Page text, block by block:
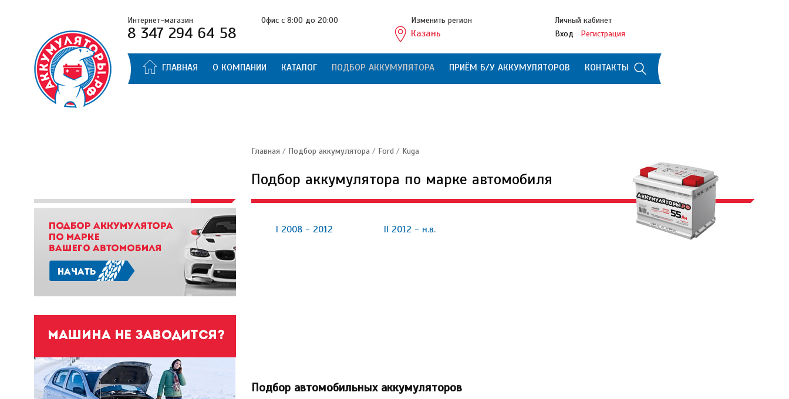
Интернет-магазин
8 347 294 64 58
Офис с 8:00 до 20:00 Изменить регион
Казань
Личный кабинет
Вход
Регистрация
ГЛАВНАЯ О КОМПАНИИ КАТАЛОГ ПОДБОР АККУМУЛЯТОРА ПРИЁМ Б/У АККУМУЛЯТОРОВ КОНТАКТЫ
Главная / Подбор аккумулятора / Ford / Kuga
Подбор аккумулятора по марке автомобиля
I 2008 - 2012 II 2012 - н.в.
Подбор автомобильных аккумуляторов